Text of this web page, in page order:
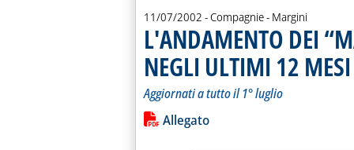
11/07/2002 - Compagnie - Margini
L'ANDAMENTO DEI
NEGLI ULTIMI 12 MESI
Aggiornati a tutto il 1° luglio
Leggi tutta la notizia: 'L'ANDAMENTO
Lista allegati PDF alla notizia
Allegato